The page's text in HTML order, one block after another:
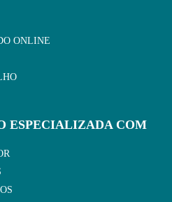
ONLINE
ESPECIALIZADA COM